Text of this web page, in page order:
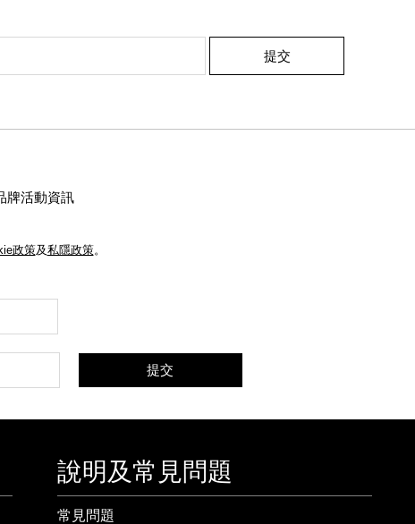
提交
牌活動資訊
政策及私隱政策。
提交
說明及常見問題
常見問題